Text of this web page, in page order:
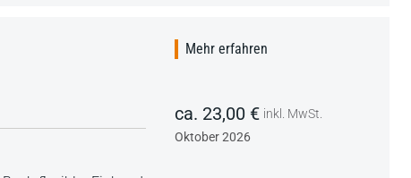
Mehr erfahren
ca. 23,00 € inkl. MwSt.
Oktober 2026